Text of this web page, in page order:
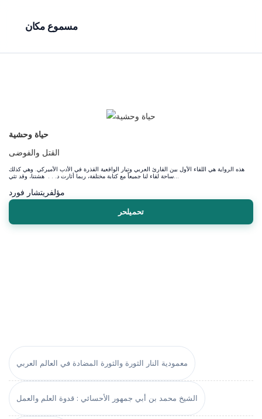
مسموع مكان
معمودية النار الثورة والثورة المضادة في العالم العربي
الشيخ محمد بن أبي جمهور الأحسائي : قدوة العلم والعمل
حياة وحشية
القتل والفوضى
هذه الرواية هي اللقاء الأول بين القارئ العربي وتيار الواقعية القذرة في الأدب الأميركي. وهي كذلك
مؤلفريتشار فورد
تحميلحر